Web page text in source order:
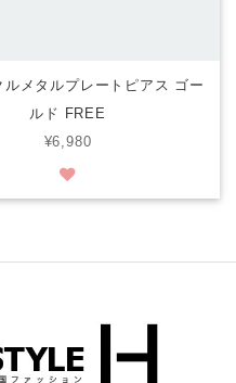
ルメタルプレートピアス ゴー
ルド FREE
¥6,980